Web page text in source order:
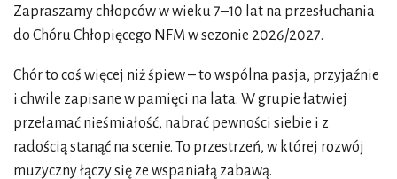
Zapraszamy chłopców w wieku 7–10 lat na przesłuchania
do Chóru Chłopięcego NFM w sezonie 2026/2027.
Chór to coś więcej niż śpiew – to wspólna pasja, przyjaźnie
i chwile zapisane w pamięci na lata. W grupie łatwiej
przełamać nieśmiałość, nabrać pewności siebie i z
radością stanąć na scenie. To przestrzeń, w której rozwój
muzyczny łączy się ze wspaniałą zabawą.